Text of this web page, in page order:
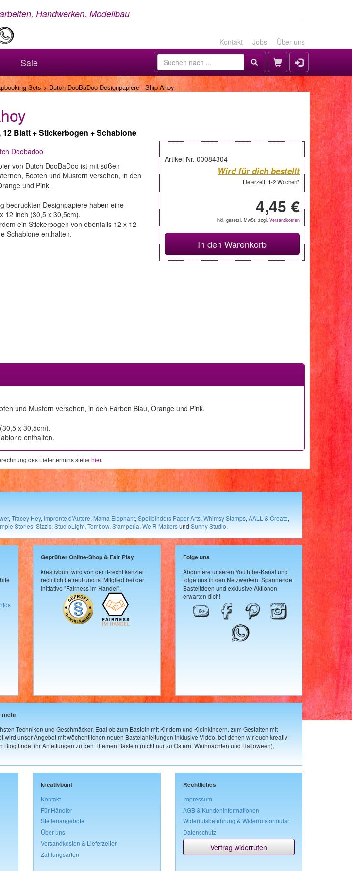
Handwerken, Modellbau
Kontakt Jobs Über uns
Sale
Sets> Dutch DooBaDoo Designpapiere - Ship Ahoy
12 Blatt + Stickerbogen + Schablone
Artikel-Nr. 00084304
Wird für dich bestellt
Lieferzeit: 1-2 Wochen*
4,45 €
inkl. gesetzl. MwSt, zzgl. Versandkosten
In den Warenkorb
Doobadoo
von Dutch DooBaDoo ist mit süßen
Booten und Mustern versehen, in den
und Pink.
bedruckten Designpapiere haben eine
12 Inch (30,5 x 30,5cm).
ein Stickerbogen von ebenfalls 12 x 12
Schablone enthalten.
und Mustern versehen, in den Farben Blau, Orange und Pink.
x 30,5cm).
enthalten.
des Liefertermins siehe hier.
, Tracey Hey, Impronte d'Autore, Mama Elephant, Spellbinders Paper Arts, Whimsy Stamps, AALL & Create,
Stories, Sizzix, StudioLight, Tombow, Stamperia, We R Makersund Sunny Studio.
Geprüfter Online-Shop & Fair Play
kreativbunt wird von der it-recht kanzlei
rechtlich betreut und ist Mitglied bei der
Initiative "Fairness im Handel".
Folge uns
Abonniere unseren YouTube-Kanal und
folge uns in den Netzwerken. Spannende
Bastelideen und exklusive Aktionen
erwarten dich!
mehr
Techniken und Geschmäcker. Egal ob zum Basteln mit Kindern und Kleinkindern, zum Gestalten mit
unser Angebot mit wöchentlichen neuen Bastelanleitungen inklusive Video, bei denen wir euch kreativ
findet ihr Anleitungen zu den Themen Basteln (nicht nur zu Ostern, Weihnachten und Halloween),
kreativbunt
Kontakt
Für Händler
Stellenangebote
Über uns
Versandkosten & Lieferzeiten
Zahlungsarten
Rechtliches
Impressum
AGB & Kundeninformationen
Widerrufsbelehrung & Widerrufsformular
Datenschutz
Vertrag widerrufen